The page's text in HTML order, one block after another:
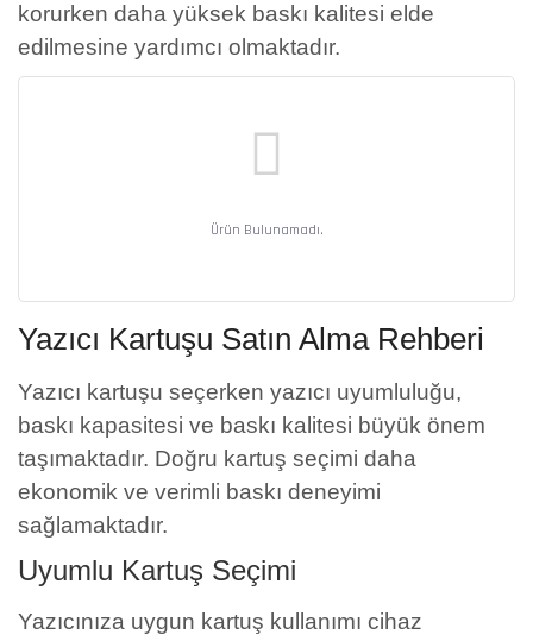
korurken daha yüksek baskı kalitesi elde
edilmesine yardımcı olmaktadır.
Ürün Bulunamadı.
Yazıcı Kartuşu Satın Alma Rehberi
Yazıcı kartuşu seçerken yazıcı uyumluluğu,
baskı kapasitesi ve baskı kalitesi büyük önem
taşımaktadır. Doğru kartuş seçimi daha
ekonomik ve verimli baskı deneyimi
sağlamaktadır.
Uyumlu Kartuş Seçimi
Yazıcınıza uygun kartuş kullanımı cihaz